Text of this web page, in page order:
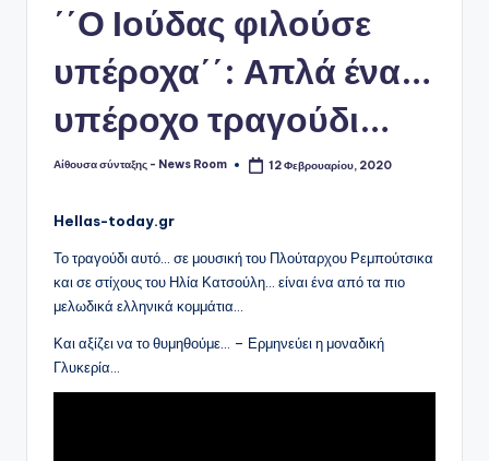
΄΄Ο Ιούδας φιλούσε
υπέροχα΄΄: Απλά ένα…
υπέροχο τραγούδι…
Συγγραφέας:
Αίθουσα σύνταξης - News Room 12 Φεβρουαρίου, 2020
Hellas-today.gr
Το τραγούδι αυτό… σε μουσική του Πλούταρχου Ρεμπούτσικα
και σε στίχους του Ηλία Κατσούλη… είναι ένα από τα πιο
μελωδικά ελληνικά κομμάτια…
Και αξίζει να το θυμηθούμε… – Ερμηνεύει η μοναδική
Γλυκερία…